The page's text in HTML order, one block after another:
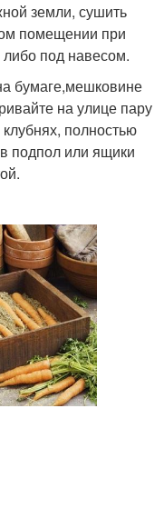
земли, сушить
помещении при
либо под навесом.
бумаге,мешковине
на улице пару
полностью
подпол или ящики